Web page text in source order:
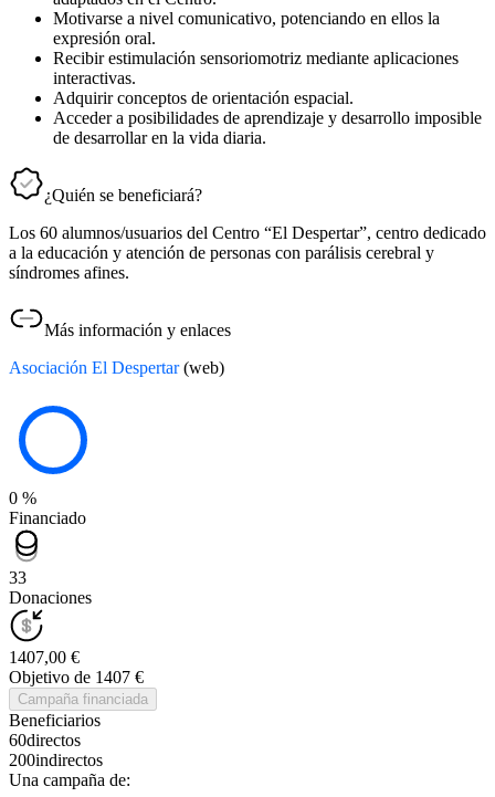
Motivarse a nivel comunicativo, potenciando en ellos la
expresión oral.
Recibir estimulación sensoriomotriz mediante aplicaciones
interactivas.
Adquirir conceptos de orientación espacial.
Acceder a posibilidades de aprendizaje y desarrollo imposible
de desarrollar en la vida diaria.
¿Quién se beneficiará?
Los 60 alumnos/usuarios del Centro “El Despertar”, centro dedicado
a la educación y atención de personas con parálisis cerebral y
síndromes afines.
Más información y enlaces
Asociación El Despertar(web)
0 %
Financiado
33
Donaciones
1407,00 €
Objetivo de 1407 €
Campaña financiada
Beneficiarios
60directos
200indirectos
Una campaña de: